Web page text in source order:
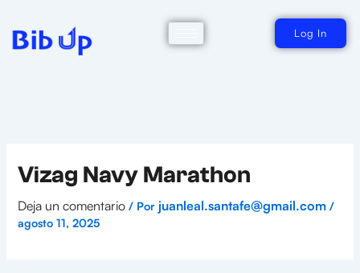
contenido
Log In
Vizag Navy Marathon
Deja un comentario / Por juanleal.santafe@gmail.com /
agosto 11, 2025